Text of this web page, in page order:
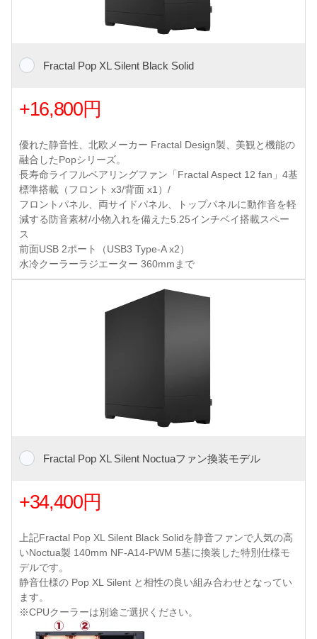
Fractal Pop XL Silent Black Solid
+16,800円
優れた静音性、北欧メーカー Fractal Design製、美観と機能の
融合したPopシリーズ。
長寿命ライフルベアリングファン「Fractal Aspect 12 fan」4基
標準搭載（フロント x3/背面 x1）/
フロントパネル、両サイドパネル、トップパネルに動作音を軽
減する防音素材/小物入れを備えた5.25インチベイ搭載スペー
ス
前面USB 2ポート（USB3 Type-A x2）
水冷クーラーラジエーター 360mmまで
Fractal Pop XL Silent Noctuaファン換装モデル
+34,400円
上記Fractal Pop XL Silent Black Solidを静音ファンで人気の高
いNoctua製 140mm NF-A14-PWM 5基に換装した特別仕様モ
デルです。
静音仕様の Pop XL Silent と相性の良い組み合わせとなってい
ます。
※CPUクーラーは別途ご選択ください。